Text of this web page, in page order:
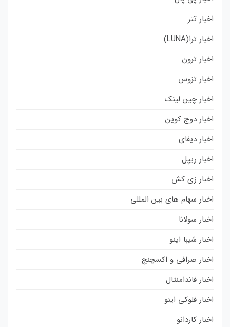
اخبار تتر
اخبار ترا(LUNA)
اخبار ترون
اخبار تزوس
اخبار چین لینک
اخبار دوج کوین
اخبار دیفای
اخبار ریپل
اخبار زی کش
اخبار سهام های بین المللی
اخبار سولانا
اخبار شیبا اینو
اخبار صرافی و اکسچنج
اخبار فاندامنتال
اخبار فلوکی اینو
اخبار کاردانو